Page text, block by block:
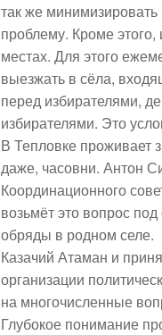
так же
проблему. Кроме
местах. Для этого
выезжать в сёла,
перед избирателями,
избирателями. Это
В Тепловке проживает
даже, часовни. Антон
Координационного
возьмёт это вопрос
обряды в родном селе.
Казачий Атаман и
организации
на многочисленные
Глубокое понимание